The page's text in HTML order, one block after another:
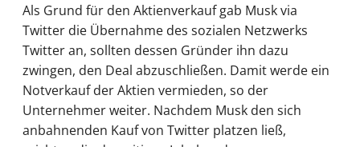
Als Grund für den Aktienverkauf gab Musk via
Twitter die Übernahme des sozialen Netzwerks
Twitter an, sollten dessen Gründer ihn dazu
zwingen, den Deal abzuschließen. Damit werde ein
Notverkauf der Aktien vermieden, so der
Unternehmer weiter. Nachdem Musk den sich
anbahnenden Kauf von Twitter platzen ließ,